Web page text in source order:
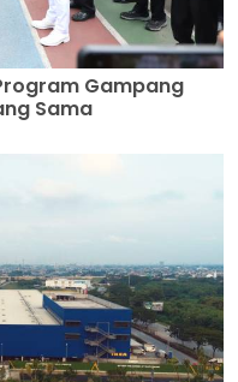
Gampang
Sama